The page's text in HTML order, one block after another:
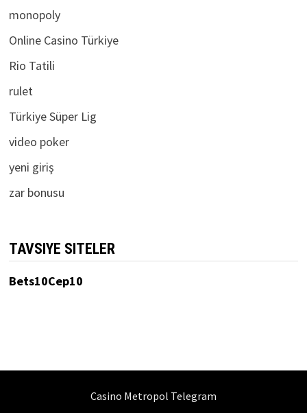
monopoly
Online Casino Türkiye
Türkiye Süper Lig
video poker
yeni giriş
TAVSIYE SITELER